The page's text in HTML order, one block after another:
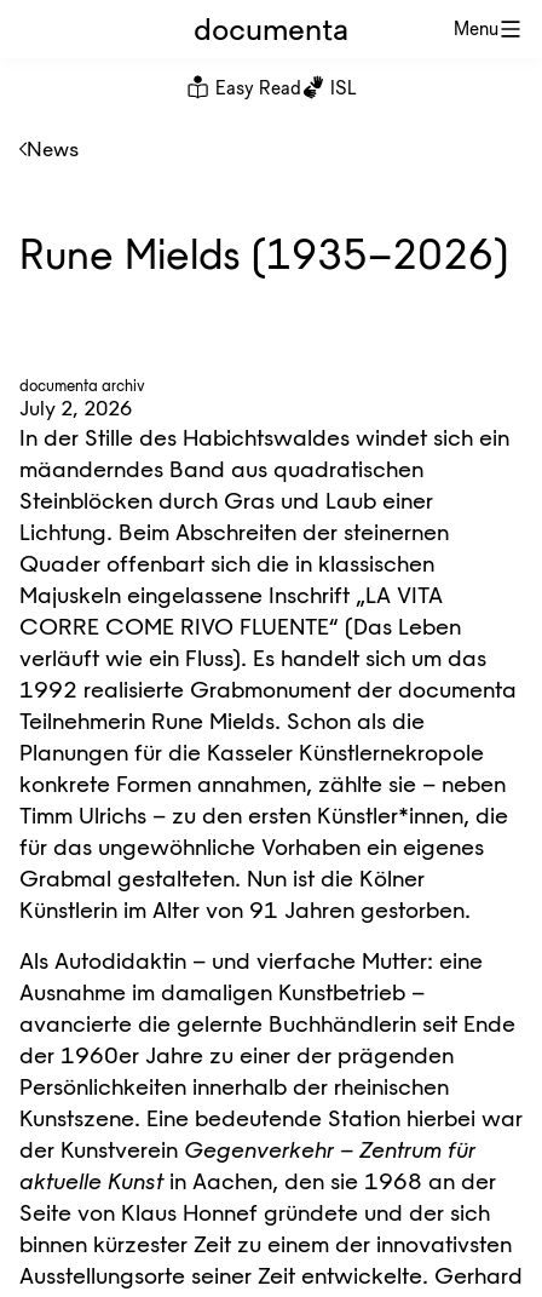
Menu
documenta
Easy Read ISL
News
Rune Mields (1935–2026)
documenta archiv
July 2, 2026
In der Stille des Habichtswaldes windet sich ein
mäanderndes Band aus quadratischen
Steinblöcken durch Gras und Laub einer
Lichtung. Beim Abschreiten der steinernen
Quader offenbart sich die in klassischen
Majuskeln eingelassene Inschrift „LA VITA
CORRE COME RIVO FLUENTE“ (Das Leben
verläuft wie ein Fluss). Es handelt sich um das
1992 realisierte Grabmonument der documenta
Teilnehmerin Rune Mields. Schon als die
Planungen für die Kasseler Künstlernekropole
konkrete Formen annahmen, zählte sie – neben
Timm Ulrichs – zu den ersten Künstler*innen, die
für das ungewöhnliche Vorhaben ein eigenes
Grabmal gestalteten. Nun ist die Kölner
Künstlerin im Alter von 91 Jahren gestorben.
Als Autodidaktin – und vierfache Mutter: eine
Ausnahme im damaligen Kunstbetrieb –
avancierte die gelernte Buchhändlerin seit Ende
der 1960er Jahre zu einer der prägenden
Persönlichkeiten innerhalb der rheinischen
Kunstszene. Eine bedeutende Station hierbei war
der Kunstverein Gegenverkehr – Zentrum für
aktuelle Kunstin Aachen, den sie 1968 an der
Seite von Klaus Honnef gründete und der sich
binnen kürzester Zeit zu einem der innovativsten
Ausstellungsorte seiner Zeit entwickelte. Gerhard